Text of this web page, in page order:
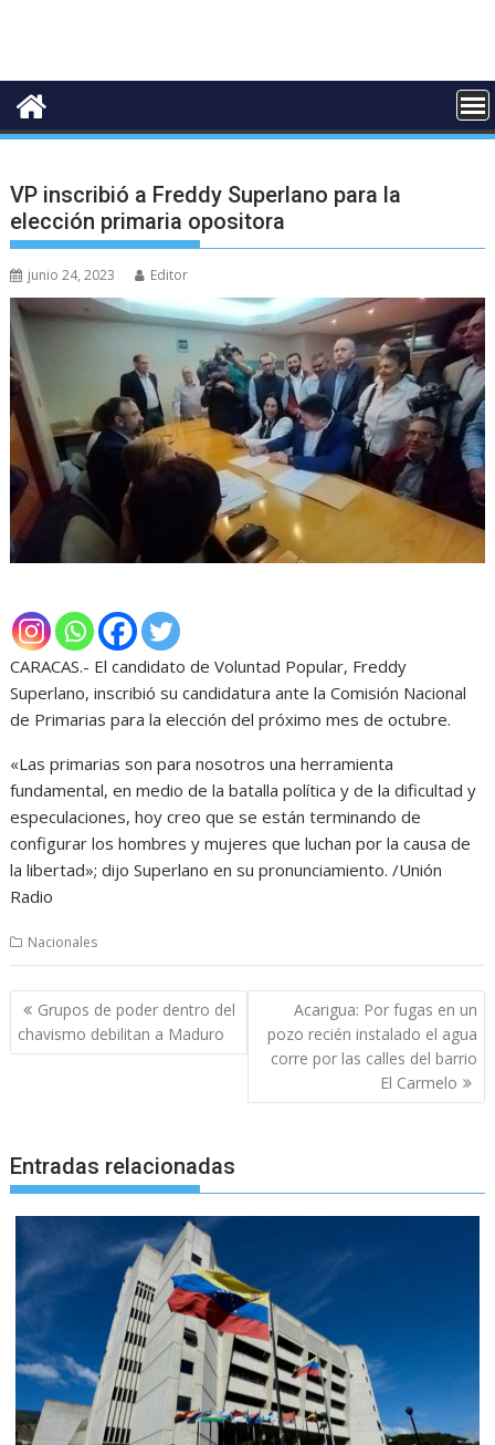
VP inscribió a Freddy Superlano para la
elección primaria opositora
junio 24, 2023 Editor
CARACAS.- El candidato de Voluntad Popular, Freddy
Superlano, inscribió su candidatura ante la Comisión Nacional
de Primarias para la elección del próximo mes de octubre.
«Las primarias son para nosotros una herramienta
fundamental, en medio de la batalla política y de la dificultad y
especulaciones, hoy creo que se están terminando de
configurar los hombres y mujeres que luchan por la causa de
la libertad»; dijo Superlano en su pronunciamiento. /Unión
Radio
Nacionales
Navegación
de
entradas
Grupos de poder dentro del
chavismo debilitan a Maduro
Acarigua: Por fugas en un
pozo recién instalado el agua
corre por las calles del barrio
El Carmelo
Entradas relacionadas